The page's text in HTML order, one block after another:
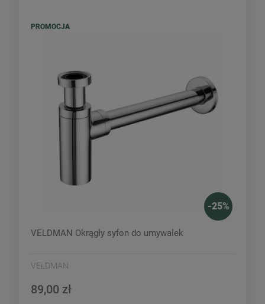
-25%
VELDMAN Okrągły syfon do umywalek
VELDMAN
89,00 zł
PROMOCJA